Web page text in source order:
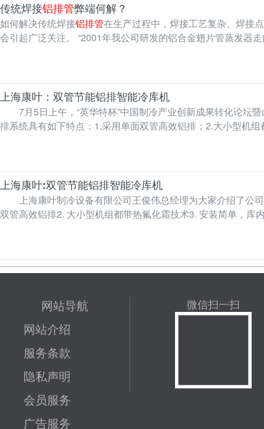
传统焊接铝排管弊端何解？
如何解决传统焊接铝排管在生产过程中，焊接工艺复杂、焊接
会引起广泛关注。 “2001年我公司研发的铝合金
上海康叶：双管节能铝排智能冷库机
7月5日上午，“英华特杯”中国制冷产业创新成果转化论坛
排系统具有如下特点：1.采用单面双管高效铝排；2.大小型
上海康叶:双管节能铝排智能冷库机
上海康叶制冷设备有限公司王俊伟总经理为大家介绍了公
双管高效铝排2. 大小型机组都带热氟化霜技术3. 安装简单，
网站导航
网站介绍
服务条款
隐私声明
会员服务
广告服务
微信扫一扫